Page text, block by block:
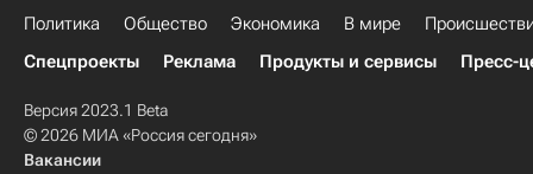
Политика Общество Экономика В мире
Спецпроекты
Реклама Продукты и сервисы Пресс-
Версия 2023.1 Beta
© 2026 МИА «Россия сегодня»
Вакансии